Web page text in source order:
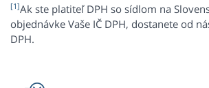
[1]Ak ste platiteľ DPH so sídlom na
objednávke Vaše IČ DPH, dostanete od
DPH.